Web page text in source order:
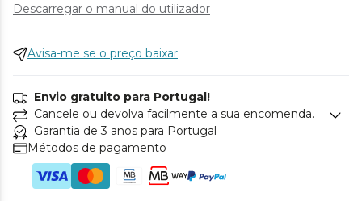
Descarregar o manual do utilizador
Avisa-me se o preço baixar
Envio gratuito para Portugal!
Cancele ou devolva facilmente a sua encomenda.
Garantia de 3 anos para Portugal
Métodos de pagamento